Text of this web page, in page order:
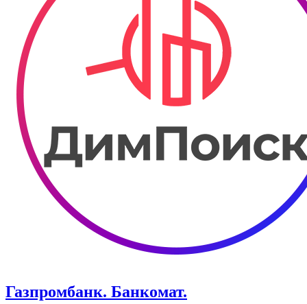
Газпромбанк. Банкомат.